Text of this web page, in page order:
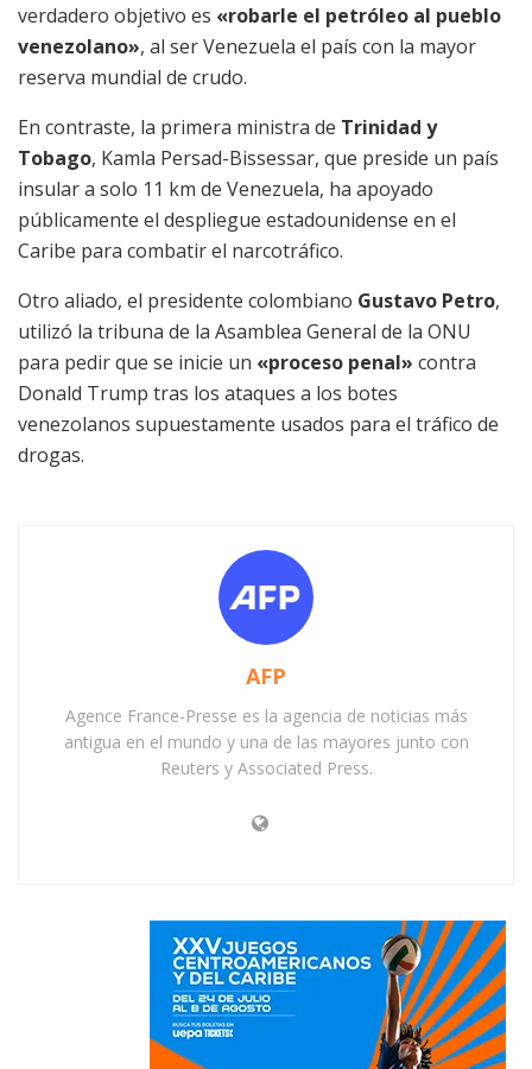
verdadero objetivo es «robarle el petróleo al pueblo
venezolano», al ser Venezuela el país con la mayor
reserva mundial de crudo.
En contraste, la primera ministra de Trinidad y
Tobago, Kamla Persad-Bissessar, que preside un país
insular a solo 11 km de Venezuela, ha apoyado
públicamente el despliegue estadounidense en el
Caribe para combatir el narcotráfico.
Otro aliado, el presidente colombiano Gustavo Petro,
utilizó la tribuna de la Asamblea General de la ONU
para pedir que se inicie un «proceso penal» contra
Donald Trump tras los ataques a los botes
venezolanos supuestamente usados para el tráfico de
drogas.
AFP
Agence France-Presse es la agencia de noticias más
antigua en el mundo y una de las mayores junto con
Reuters y Associated Press.